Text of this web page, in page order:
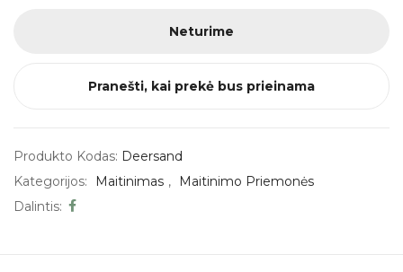
Neturime
Pranešti, kai prekė bus prieinama
Produkto Kodas: Deersand
Kategorijos:
Maitinimas ,
Maitinimo Priemonės
Dalintis: